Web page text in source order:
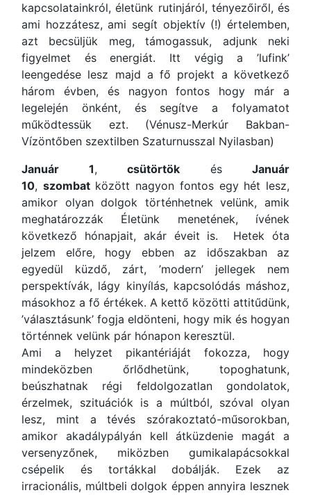
kapcsolatainkról, életünk rutinjáról, tényezőiről, és
ami hozzátesz, ami segít objektív (!) értelemben,
azt becsüljük meg, támogassuk, adjunk neki
figyelmet és energiát. Itt végig a ’lufink’
leengedése lesz majd a fő projekt a következő
három évben, és nagyon fontos hogy már a
legelején önként, és segítve a folyamatot
működtessük ezt. (Vénusz-Merkúr Bakban-
Vízöntőben szextilben Szaturnusszal Nyilasban)
Január 1, csütörtök és Január
10, szombatközött nagyon fontos egy hét lesz,
amikor olyan dolgok történhetnek velünk, amik
meghatározzák Életünk menetének, ívének
következő hónapjait, akár éveit is. Hetek óta
jelzem előre, hogy ebben az időszakban az
egyedül küzdő, zárt, ’modern’ jellegek nem
perspektívák, lágy kinyílás, kapcsolódás máshoz,
másokhoz a fő értékek. A kettő közötti attitűdünk,
’választásunk’ fogja eldönteni, hogy mik és hogyan
történnek velünk pár hónapon keresztül.
Ami a helyzet pikantériáját fokozza, hogy
mindeközben őrlődhetünk, topoghatunk,
beúszhatnak régi feldolgozatlan gondolatok,
érzelmek, szituációk is a múltból, szóval olyan
lesz, mint a tévés szórakoztató-műsorokban,
amikor akadálypályán kell átküzdenie magát a
versenyzőnek, miközben gumikalapácsokkal
csépelik és tortákkal dobálják. Ezek az
irracionális, múltbeli dolgok éppen annyira lesznek